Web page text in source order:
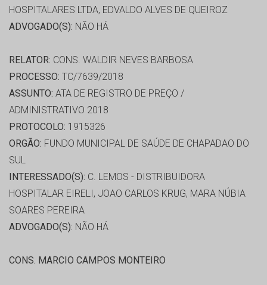
HOSPITALARES LTDA, EDVALDO ALVES DE QUEIROZ
ADVOGADO(S): NÃO HÁ
RELATOR: CONS. WALDIR NEVES BARBOSA
PROCESSO: TC/7639/2018
ASSUNTO: ATA DE REGISTRO DE PREÇO /
ADMINISTRATIVO 2018
PROTOCOLO: 1915326
ORGÃO: FUNDO MUNICIPAL DE SAÚDE DE CHAPADAO DO
SUL
INTERESSADO(S): C. LEMOS - DISTRIBUIDORA
HOSPITALAR EIRELI, JOAO CARLOS KRUG, MARA NÚBIA
SOARES PEREIRA
ADVOGADO(S): NÃO HÁ
CONS. MARCIO CAMPOS MONTEIRO